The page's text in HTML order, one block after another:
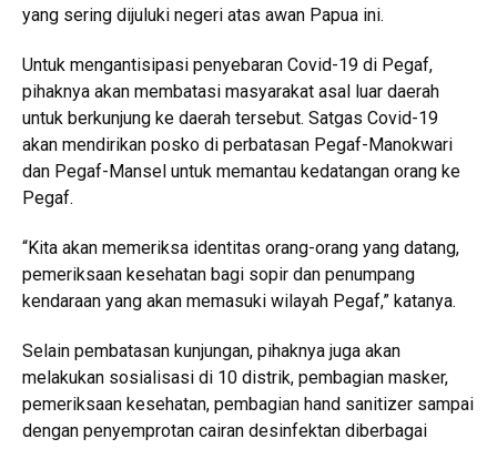
yang sering dijuluki negeri atas awan Papua ini.
Untuk mengantisipasi penyebaran Covid-19 di Pegaf,
pihaknya akan membatasi masyarakat asal luar daerah
untuk berkunjung ke daerah tersebut. Satgas Covid-19
akan mendirikan posko di perbatasan Pegaf-Manokwari
dan Pegaf-Mansel untuk memantau kedatangan orang ke
Pegaf.
“Kita akan memeriksa identitas orang-orang yang datang,
pemeriksaan kesehatan bagi sopir dan penumpang
kendaraan yang akan memasuki wilayah Pegaf,” katanya.
Selain pembatasan kunjungan, pihaknya juga akan
melakukan sosialisasi di 10 distrik, pembagian masker,
pemeriksaan kesehatan, pembagian hand sanitizer sampai
dengan penyemprotan cairan desinfektan diberbagai